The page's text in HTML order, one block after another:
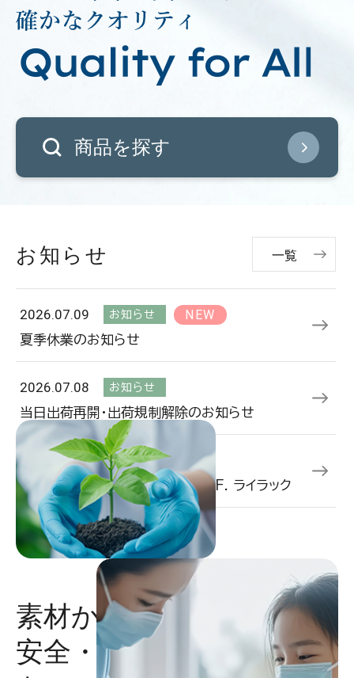
商品を探す
お知らせ 一覧
2026.07.09 お知らせ NEW
夏季休業のお知らせ
2026.07.08 お知らせ
当日出荷再開・出荷規制解除のお知らせ
2026.07.01 商品
【新発売】M-28 ソフトニトリルP.F. ライラック
素材から製品まで、
安全・安定の品質と供給